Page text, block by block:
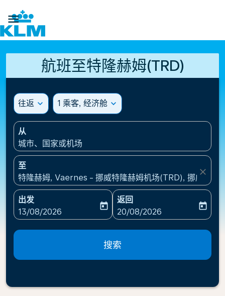

航班至特隆赫姆(TRD)
往返 expand_more 1 乘客, 经济舱 expand_more
从
城市、国家或机场
至
特隆赫姆, Vaernes - 挪威特隆赫姆机场(TRD), 挪威
close
出发
fc-booking-departure-date-aria-label
13/08/2026
today
返回
fc-booking-return-date-
20/08/2026
today
搜索